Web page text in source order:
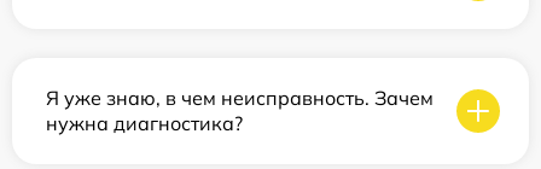
Я уже знаю, в чем неисправность. Зачем
нужна диагностика?